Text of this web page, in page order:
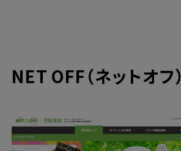
NET OFF（ネットオフ）